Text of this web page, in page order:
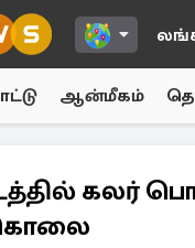
ஆன்மீகம்
கலர் பொடி